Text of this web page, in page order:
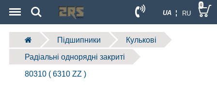
UA ¦ RU
Search 0
Підшипники Кулькові
Радіальні однорядні закриті
80310 ( 6310 ZZ )